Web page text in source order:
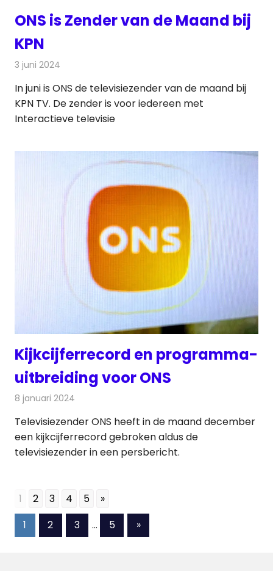
ONS is Zender van de Maand bij
KPN
3 juni 2024
In juni is ONS de televisiezender van de maand bij
KPN TV. De zender is voor iedereen met
Interactieve televisie
Kijkcijferrecord en programma-
uitbreiding voor ONS
8 januari 2024
Televisiezender ONS heeft in de maand december
een kijkcijferrecord gebroken aldus de
televisiezender in een persbericht.
1 2 3 4 5 »
Berichten
1 2 3 … 5
Volgende
berichten
»